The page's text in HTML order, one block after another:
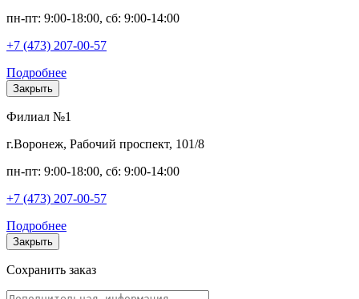
пн-пт: 9:00-18:00, сб: 9:00-14:00
+7 (473) 207-00-57
Подробнее
Закрыть
Филиал №1
г.Воронеж, Рабочий проспект, 101/8
пн-пт: 9:00-18:00, сб: 9:00-14:00
+7 (473) 207-00-57
Подробнее
Закрыть
Сохранить заказ